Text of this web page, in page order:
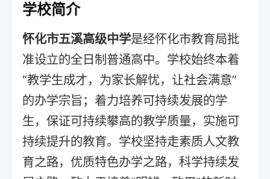
学校简介
怀化市五溪高级中学是经怀化市教育局批
准设立的全日制普通高中。学校始终本着
“教学生成才，为家长解忧，让社会满意”
的办学宗旨；着力培养可持续发展的学
生，保证可持续攀高的教学质量，实施可
持续提升的教育。学校坚持走素质人文教
育之路，优质特色办学之路，科学持续发